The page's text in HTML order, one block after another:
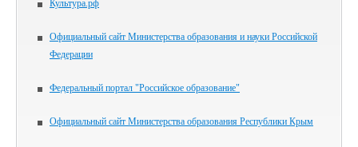
Культура.рф
Официальный сайт Министерства образования и науки Российской
Федерации
Федеральный портал "Российское образование"
Официальный сайт Министерства образования Республики Крым